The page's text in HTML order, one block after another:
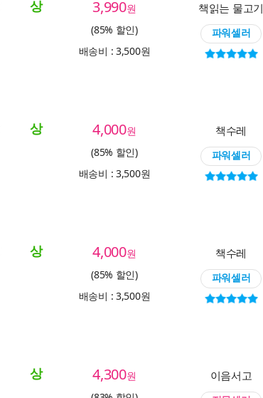
상 3,990원
(85% 할인)
배송비 : 3,500원
책읽는 물고기
파워셀러
상 4,000원
(85% 할인)
배송비 : 3,500원
책수레
파워셀러
상 4,000원
(85% 할인)
배송비 : 3,500원
책수레
파워셀러
상 4,300원
이음서고